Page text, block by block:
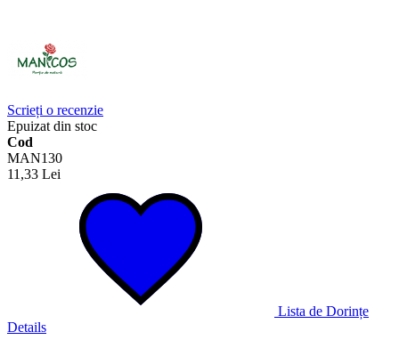
Scrieți o recenzie
Epuizat din stoc
Cod
MAN130
11,33 Lei
Lista de Dorințe
Details